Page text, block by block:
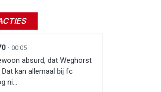
· 00:05
absurd, dat Weghorst
kan allemaal bij fc
ni...